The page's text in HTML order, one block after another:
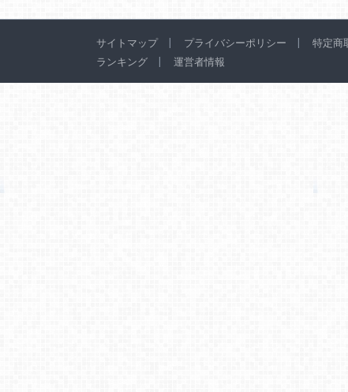
サイトマップ プライバシーポリシー 特定商
ランキング
運営者情報